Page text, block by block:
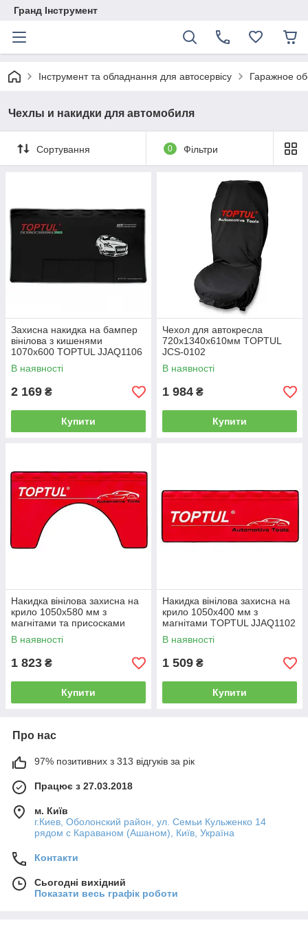
Гранд Інструмент
Інструмент та обладнання для автосервісу Гаражное
Чехлы и накидки для автомобиля
Сортування 0 Фільтри
Захисна накидка на бампер
вінілова з кишенями
1070х600 TOPTUL JJAQ1106
В наявності
2 169 ₴
Купити
Чехол для автокресла
720х1340х610мм TOPTUL
JCS-0102
В наявності
1 984 ₴
Купити
Накидка вінілова захисна на
крило 1050x580 мм з
магнітами та присосками
TOPTUL JJAQ2202
В наявності
1 823 ₴
Купити
Накидка вінілова захисна на
крило 1050x400 мм з
магнітами TOPTUL JJAQ1102
В наявності
1 509 ₴
Купити
Про нас
97% позитивних з 313 відгуків за рік
Працює з 27.03.2018
м. Київ
г.Киев, Оболонский район, ул. Семьи Кульженко 14
рядом с Караваном (Ашаном), Київ, Україна
Контакти
Сьогодні вихідний
Показати весь графік роботи